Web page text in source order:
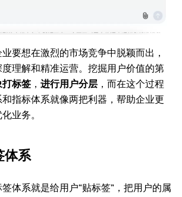
要想在激烈的市场竞争中脱颖而出，
理解和精准运营。挖掘用户价值的第
打标签 ， 进行用户分层 ，而在这个过程
指标体系就像两把利器，帮助企业更
业务。
体系
体系就是给用户“贴标签”，把用户的属